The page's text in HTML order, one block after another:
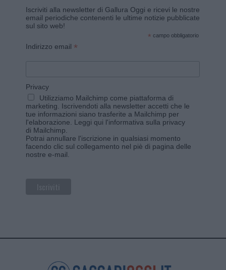
Iscriviti alla newsletter di Gallura Oggi e ricevi le nostre
email periodiche contenenti le ultime notizie pubblicate
sul sito web!
* campo obbligatorio
Indirizzo email *
Privacy
Utilizziamo Mailchimp come piattaforma di
marketing. Iscrivendoti alla newsletter accetti che le
tue informazioni siano trasferite a Mailchimp per
l'elaborazione. Leggi qui l'informativa sulla privacy
di Mailchimp
Potrai annullare l'iscrizione in qualsiasi momento
facendo clic sul collegamento nel piè di pagina delle
nostre e-mail.